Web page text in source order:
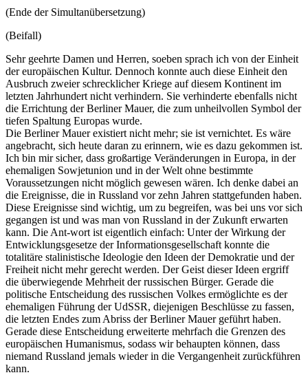
(Ende der Simultanübersetzung)
(Beifall)
Sehr geehrte Damen und Herren, soeben sprach ich von der Einheit
der europäischen Kultur. Dennoch konnte auch diese Einheit den
Ausbruch zweier schrecklicher Kriege auf diesem Kontinent im
letzten Jahrhundert nicht verhindern. Sie verhinderte ebenfalls nicht
die Errichtung der Berliner Mauer, die zum unheilvollen Symbol der
tiefen Spaltung Europas wurde.
Die Berliner Mauer existiert nicht mehr; sie ist vernichtet. Es wäre
angebracht, sich heute daran zu erinnern, wie es dazu gekommen ist.
Ich bin mir sicher, dass großartige Veränderungen in Europa, in der
ehemaligen Sowjetunion und in der Welt ohne bestimmte
Voraussetzungen nicht möglich gewesen wären. Ich denke dabei an
die Ereignisse, die in Russland vor zehn Jahren stattgefunden haben.
Diese Ereignisse sind wichtig, um zu begreifen, was bei uns vor sich
gegangen ist und was man von Russland in der Zukunft erwarten
kann. Die Ant-wort ist eigentlich einfach: Unter der Wirkung der
Entwicklungsgesetze der Informationsgesellschaft konnte die
totalitäre stalinistische Ideologie den Ideen der Demokratie und der
Freiheit nicht mehr gerecht werden. Der Geist dieser Ideen ergriff
die überwiegende Mehrheit der russischen Bürger. Gerade die
politische Entscheidung des russischen Volkes ermöglichte es der
ehemaligen Führung der UdSSR, diejenigen Beschlüsse zu fassen,
die letzten Endes zum Abriss der Berliner Mauer geführt haben.
Gerade diese Entscheidung erweiterte mehrfach die Grenzen des
europäischen Humanismus, sodass wir behaupten können, dass
niemand Russland jemals wieder in die Vergangenheit zurückführen
kann.